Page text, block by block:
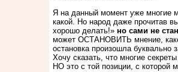
Я на данный момент уже многие
какой. Но народ даже прочитав
хорошо делать!» но сами не
может ОСТАНОВИТЬ мнение,
остановка произошла буквально
Хочу сказать, что многие
НО это с той позиции, с которой